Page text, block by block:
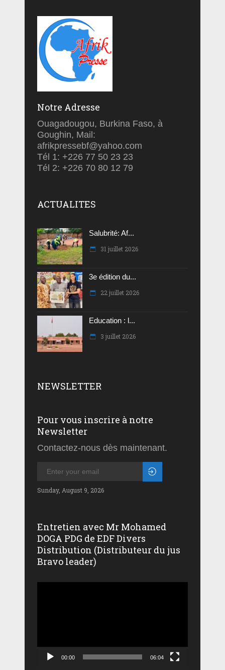
Notre Adresse
Ouagadougou, Burkina Faso, à
Goughin, Mail:
afrikpressebf@yahoo.com
Tél 1: +226 77 50 23 23
Tél 2: +226 70 80 12 79
ACTUALITES
Salubrité: Af...
31 juillet 2026
3e édition du...
22 juillet 2026
Education : l...
3 juillet 2026
NEWSLETTER
Pour vous inscrire à notre
Newsletter
Contactez-nous dès maintenant.
Sunday, August 9, 2026
Entretien avec Mr Mohamed
DOGA PDG de EDF Divers
Distribution (Distributeur du jus
Bravo leader)
00:00 06:04